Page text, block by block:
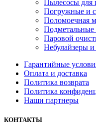
Пылесосы для
Погружные и
Поломоечная
Паровой
Небулайзеры
Гарантийные
Оплата и доставка
Политика возврата
Политика
Наши партнеры
КОНТАКТЫ